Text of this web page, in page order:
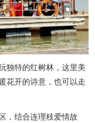
独特的红树林，这里美
花开的诗意，也可以走
，结合连理枝爱情故